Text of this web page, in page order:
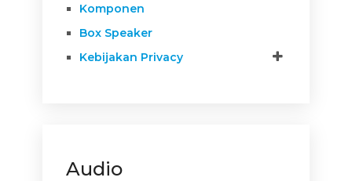
Komponen
Box Speaker
Kebijakan Privacy
Audio